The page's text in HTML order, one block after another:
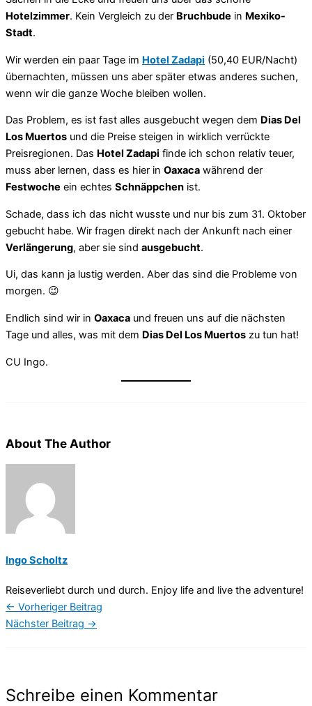
Hotelzimmer. Kein Vergleich zu der Bruchbude in Mexiko-
Stadt.
Wir werden ein paar Tage im Hotel Zadapi (50,40 EUR/Nacht)
übernachten, müssen uns aber später etwas anderes suchen,
wenn wir die ganze Woche bleiben wollen.
Das Problem, es ist fast alles ausgebucht wegen dem Dias Del
Los Muertos und die Preise steigen in wirklich verrückte
Preisregionen. Das Hotel Zadapi finde ich schon relativ teuer,
muss aber lernen, dass es hier in Oaxaca während der
Festwoche ein echtes Schnäppchen ist.
Schade, dass ich das nicht wusste und nur bis zum 31. Oktober
gebucht habe. Wir fragen direkt nach der Ankunft nach einer
Verlängerung, aber sie sind ausgebucht.
Ui, das kann ja lustig werden. Aber das sind die Probleme von
morgen. 😉
Endlich sind wir in Oaxaca und freuen uns auf die nächsten
Tage und alles, was mit dem Dias Del Los Muertos zu tun hat!
CU Ingo.
About The Author
Ingo Scholtz
Reiseverliebt durch und durch. Enjoy life and live the adventure!
← Vorheriger Beitrag
Nächster Beitrag →
Schreibe einen Kommentar